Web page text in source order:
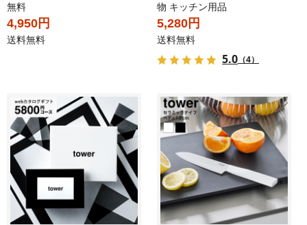
無料
4,950円
送料無料
物 キッチン用品
5,280円
送料無料
5.0 （4）